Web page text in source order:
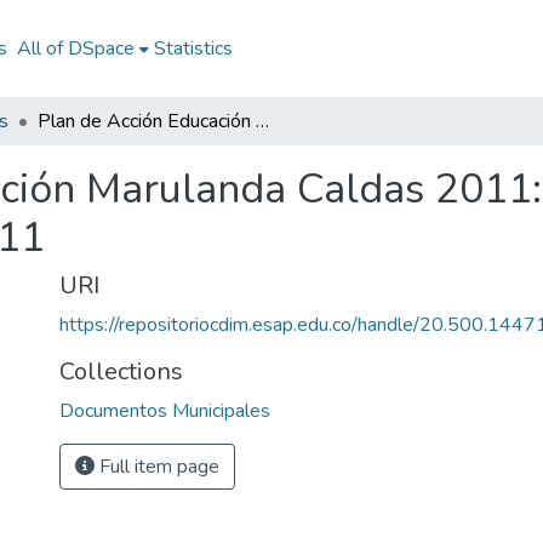
All of DSpace Statistics
Plan de Acción Educación Marulanda Caldas 2011: PA Educación Marulanda Caldas 2011
Marulanda Caldas
URI
https://repositoriocdim.esap.edu.co/handle/
Collections
Documentos Municipales
Full item page